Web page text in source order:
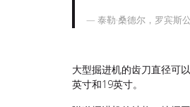
泰勒·桑德尔，罗宾斯
大型掘进机的齿刀直径可
英寸和19英寸。